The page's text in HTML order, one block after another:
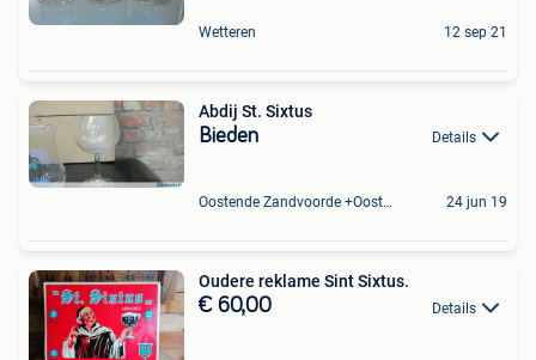
Wetteren 12 sep 21
Abdij St. Sixtus
Bieden Details
Oostende Zandvoorde +Oostende 24 jun 19
Oudere reklame Sint Sixtus.
€ 60,00 Details